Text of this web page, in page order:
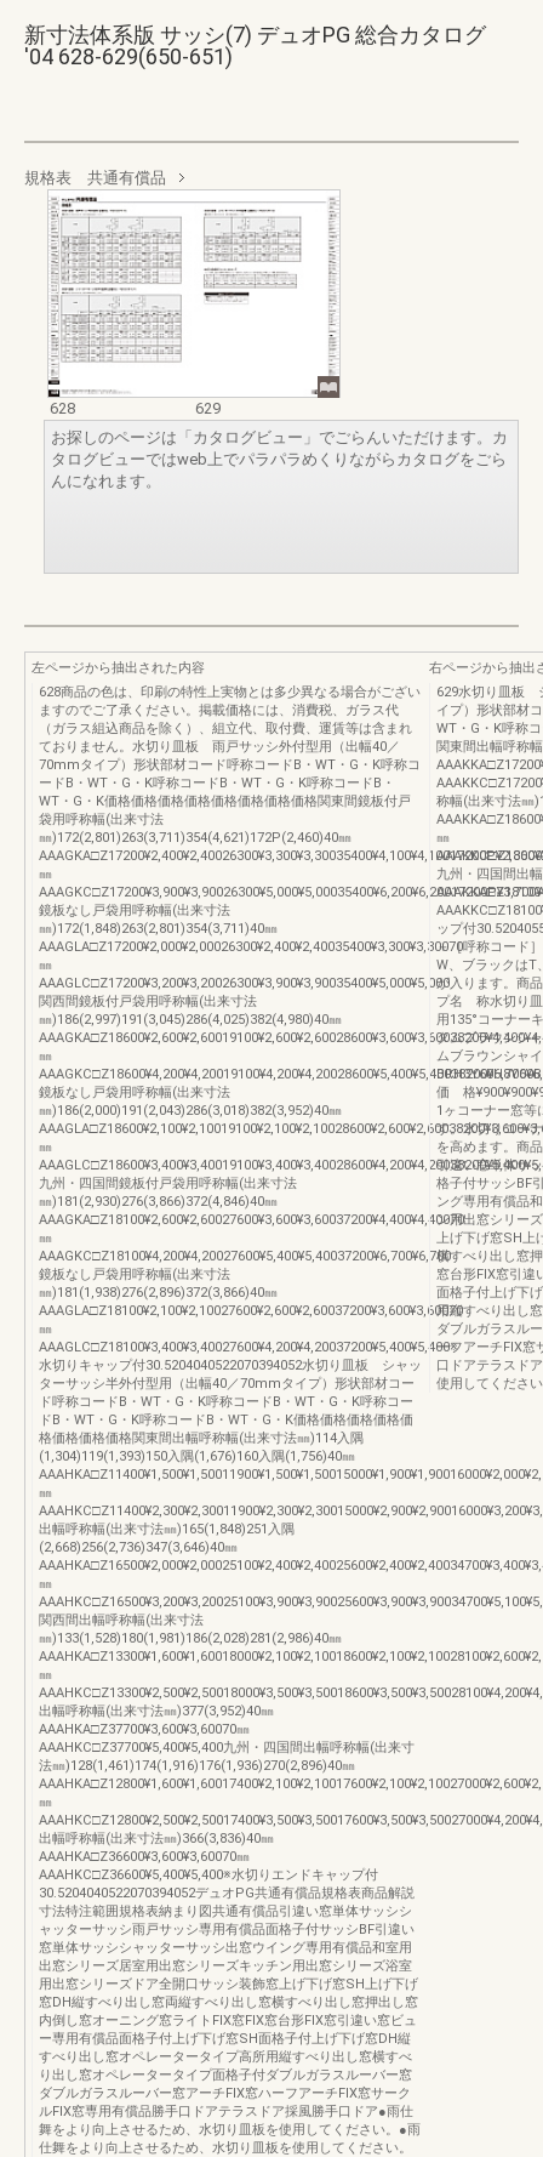
新寸法体系版 サッシ(7) デュオPG 総合カタログ
'04 628-629(650-651)
規格表 共通有償品
628
629
お探しのページは「カタログビュー」でごらんいただけます。カ
タログビューではweb上でパラパラめくりながらカタログをごら
んになれます。
左ページから抽出された内容
628商品の色は、印刷の特性上実物とは多少異なる場合がござい
ますのでご了承ください。掲載価格には、消費税、ガラス代
（ガラス組込商品を除く）、組立代、取付費、運賃等は含まれ
ておりません。水切り皿板 雨戸サッシ外付型用（出幅40／
70mmタイプ）形状部材コード呼称コードB・WT・G・K呼称コ
ードB・WT・G・K呼称コードB・WT・G・K呼称コードB・
WT・G・K価格価格価格価格価格価格価格価格関東間鏡板付戸
袋用呼称幅(出来寸法
㎜)172(2,801)263(3,711)354(4,621)172P(2,460)40㎜
㎜
鏡板なし戸袋用呼称幅(出来寸法
㎜)172(1,848)263(2,801)354(3,711)40㎜
AAAGLA□Z17200¥2,000¥2,00026300¥2,400¥2,40035400¥3,300¥3,30070
㎜
AAAGLC□Z17200¥3,200¥3,20026300¥3,900¥3,90035400¥5,000¥5,000
関西間鏡板付戸袋用呼称幅(出来寸法
㎜)186(2,997)191(3,045)286(4,025)382(4,980)40㎜
㎜
鏡板なし戸袋用呼称幅(出来寸法
㎜)186(2,000)191(2,043)286(3,018)382(3,952)40㎜
㎜
九州・四国間鏡板付戸袋用呼称幅(出来寸法
㎜)181(2,930)276(3,866)372(4,846)40㎜
AAAGKA□Z18100¥2,600¥2,60027600¥3,600¥3,60037200¥4,400¥4,40070
㎜
AAAGKC□Z18100¥4,200¥4,20027600¥5,400¥5,40037200¥6,700¥6,700
鏡板なし戸袋用呼称幅(出来寸法
㎜)181(1,938)276(2,896)372(3,866)40㎜
AAAGLA□Z18100¥2,100¥2,10027600¥2,600¥2,60037200¥3,600¥3,60070
㎜
AAAGLC□Z18100¥3,400¥3,40027600¥4,200¥4,20037200¥5,400¥5,400※
水切りキャップ付30.5204040522070394052水切り皿板 シャッ
ターサッシ半外付型用（出幅40／70mmタイプ）形状部材コー
ド呼称コードB・WT・G・K呼称コードB・WT・G・K呼称コー
ドB・WT・G・K呼称コードB・WT・G・K価格価格価格価格価
格価格価格価格関東間出幅呼称幅(出来寸法㎜)114入隅
(1,304)119(1,393)150入隅(1,676)160入隅(1,756)40㎜
㎜
出幅呼称幅(出来寸法㎜)165(1,848)251入隅
(2,668)256(2,736)347(3,646)40㎜
㎜
関西間出幅呼称幅(出来寸法
㎜)133(1,528)180(1,981)186(2,028)281(2,986)40㎜
㎜
出幅呼称幅(出来寸法㎜)377(3,952)40㎜
AAAHKA□Z37700¥3,600¥3,60070㎜
AAAHKC□Z37700¥5,400¥5,400九州・四国間出幅呼称幅(出来寸
法㎜)128(1,461)174(1,916)176(1,936)270(2,896)40㎜
㎜
出幅呼称幅(出来寸法㎜)366(3,836)40㎜
AAAHKA□Z36600¥3,600¥3,60070㎜
AAAHKC□Z36600¥5,400¥5,400※水切りエンドキャップ付
30.5204040522070394052デュオPG共通有償品規格表商品解説
寸法特注範囲規格表納まり図共通有償品引違い窓単体サッシシ
ャッターサッシ雨戸サッシ専用有償品面格子付サッシBF引違い
窓単体サッシシャッターサッシ出窓ウイング専用有償品和室用
出窓シリーズ居室用出窓シリーズキッチン用出窓シリーズ浴室
用出窓シリーズドア全開口サッシ装飾窓上げ下げ窓SH上げ下げ
窓DH縦すべり出し窓両縦すべり出し窓横すべり出し窓押出し窓
内倒し窓オーニング窓ライトFIX窓FIX窓台形FIX窓引違い窓ビュ
ー専用有償品面格子付上げ下げ窓SH面格子付上げ下げ窓DH縦
すべり出し窓オペレータータイプ高所用縦すべり出し窓横すべ
り出し窓オペレータータイプ面格子付ダブルガラスルーバー窓
ダブルガラスルーバー窓アーチFIX窓ハーフアーチFIX窓サーク
ルFIX窓専用有償品勝手口ドアテラスドア採風勝手口ドア●雨仕
舞をより向上させるため、水切り皿板を使用してください。●雨
仕舞をより向上させるため、水切り皿板を使用してください。
右ページから抽出
629水切り皿板
イプ）形状部材
WT・G・K呼称
関東間出幅呼称
称幅(出来寸法㎜
㎜
九州・四国間出
ップ付
＋［呼称コード
W、ブラックはT
が入ります。商
プ名 称水切り皿
用135°コーナー
タムブラウンシ
ムブラウンシャ
価 格
1ヶコーナー窓等
す。水切りコー
を高めます。商
引違い窓単体サ
格子付サッシBF
ング専用有償品
ン用出窓シリー
上げ下げ窓SH上
横すべり出し窓
窓台形FIX窓引違
面格子付上げ下
用縦すべり出し
ダブルガラスル
ーフアーチFIX窓
口ドアテラスド
使用してくださ